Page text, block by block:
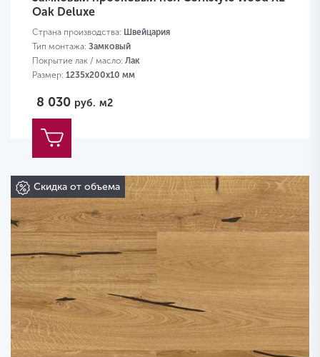
Oak Deluxe
Страна производства: Швейцария
Тип монтажа: Замковый
Покрытие лак / масло: Лак
Размер: 1235х200х10 мм
8 030 руб. м2
Скидка от объема